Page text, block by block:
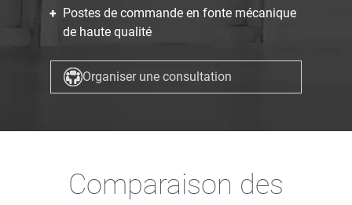
Postes de commande en fonte mécanique
de haute qualité
Organiser une consultation
Comparaison des